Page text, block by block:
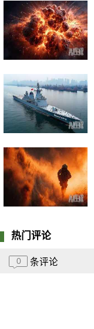
热门评论
0 条评论